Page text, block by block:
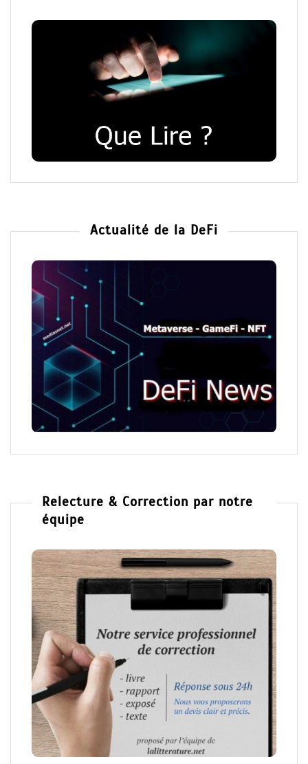
Actualité de la DeFi
Relecture & Correction par notre
équipe